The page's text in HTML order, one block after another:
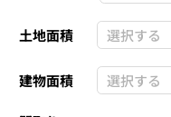
土地面積
建物面積